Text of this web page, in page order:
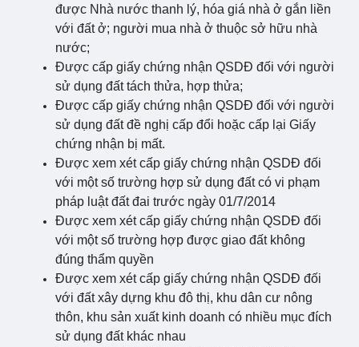
được Nhà nước thanh lý, hóa giá nhà ở gắn liền
với đất ở; người mua nhà ở thuộc sở hữu nhà
nước;
Được cấp giấy chứng nhận QSDĐ đối với người
sử dụng đất tách thửa, hợp thửa;
Được cấp giấy chứng nhận QSDĐ đối với người
sử dụng đất đề nghị cấp đổi hoặc cấp lại Giấy
chứng nhận bị mất.
Được xem xét cấp giấy chứng nhận QSDĐ đối
với một số trường hợp sử dụng đất có vi phạm
pháp luật đất đai trước ngày 01/7/2014
Được xem xét cấp giấy chứng nhận QSDĐ đối
với một số trường hợp được giao đất không
đúng thẩm quyền
Được xem xét cấp giấy chứng nhận QSDĐ đối
với đất xây dựng khu đô thị, khu dân cư nông
thôn, khu sản xuất kinh doanh có nhiều mục đích
sử dụng đất khác nhau